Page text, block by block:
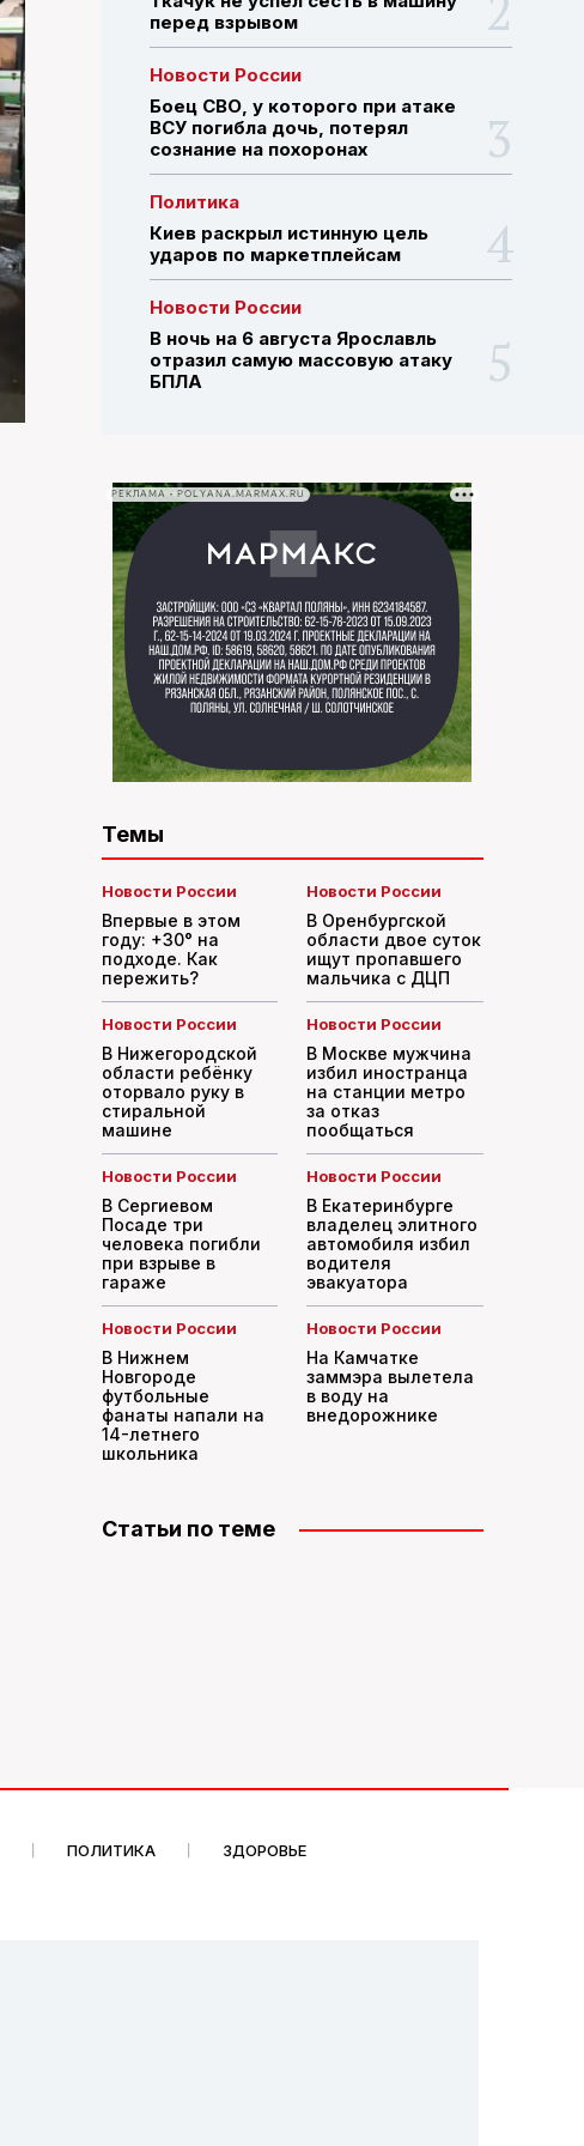
ПОИСК ПО САЙТУ
перед взрывом
Новости России
Боец СВО, у которого при атаке
ВСУ погибла дочь, потерял
сознание на похоронах
Политика
Киев раскрыл истинную цель
ударов по маркетплейсам
Новости России
В ночь на 6 августа Ярославль
отразил самую массовую атаку
БПЛА
РЕКЛАМА • POLYANA.MARMAX.RU
Темы
Новости России
Впервые в этом
году: +30° на
подходе. Как
пережить?
Новости России
В Оренбургской
области двое суток
ищут пропавшего
мальчика с ДЦП
Новости России
В Нижегородской
области ребёнку
оторвало руку в
стиральной
машине
Новости России
В Москве мужчина
избил иностранца
на станции метро
за отказ
пообщаться
Новости России
В Сергиевом
Посаде три
человека погибли
при взрыве в
гараже
Новости России
В Екатеринбурге
владелец элитного
автомобиля избил
водителя
эвакуатора
Новости России
В Нижнем
Новгороде
футбольные
фанаты напали на
14-летнего
школьника
Новости России
На Камчатке
заммэра вылетела
в воду на
внедорожнике
Статьи по теме
ПОЛИТИКА ЗДОРОВЬЕ